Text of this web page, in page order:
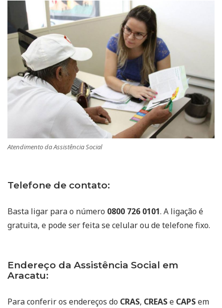
Atendimento da Assistência Social
Telefone de contato:
Basta ligar para o número 0800 726 0101. A ligação é
gratuita, e pode ser feita se celular ou de telefone fixo.
Endereço da Assistência Social em
Aracatu:
Para conferir os endereços do CRAS, CREASe CAPSem